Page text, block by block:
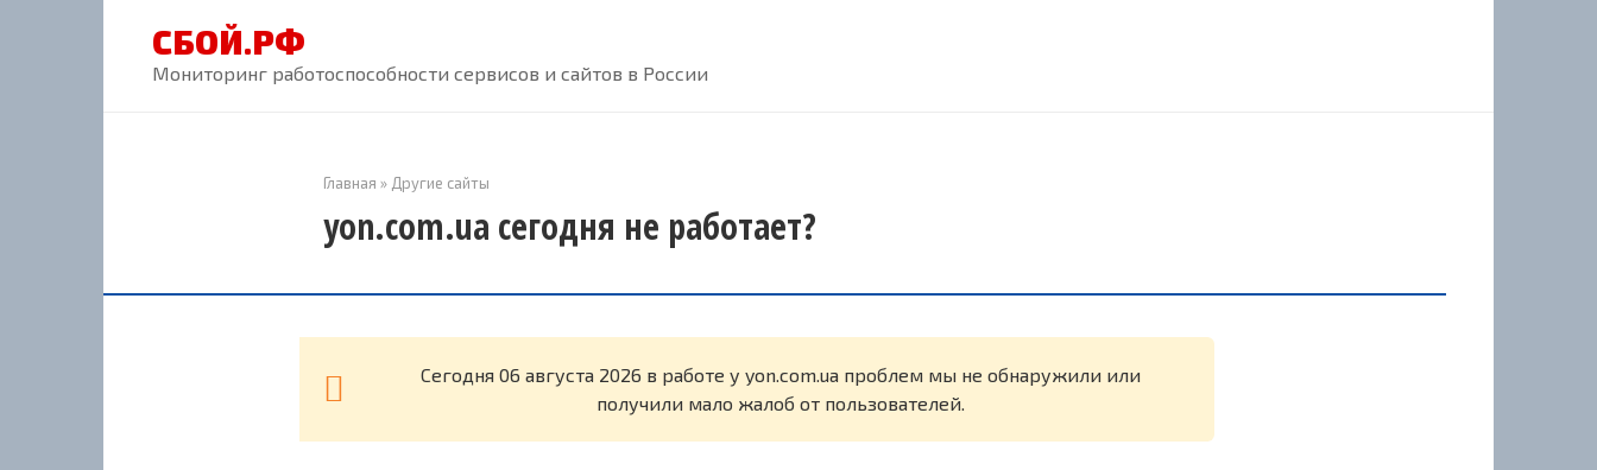
СБОЙ.РФ
Мониторинг работоспособности сервисов и сайтов в России
Главная » Другие сайты
yon.com.ua сегодня не работает?
Cегодня 06 августа 2026 в работе у yon.com.ua проблем мы не обнаружили или
получили мало жалоб от пользователей.